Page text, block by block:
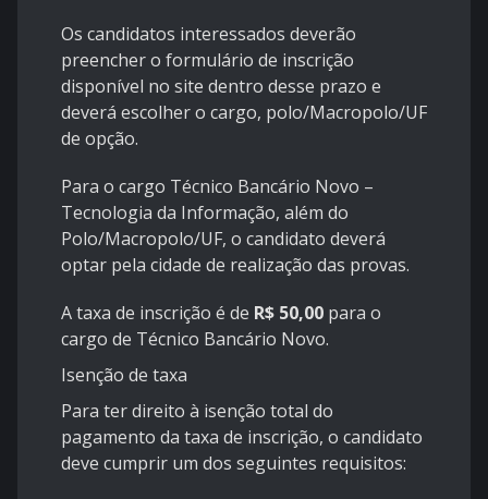
Os candidatos interessados deverão
preencher o formulário de inscrição
disponível no site dentro desse prazo e
deverá escolher o cargo, polo/Macropolo/UF
de opção.
Para o cargo Técnico Bancário Novo –
Tecnologia da Informação, além do
Polo/Macropolo/UF, o candidato deverá
optar pela cidade de realização das provas.
A taxa de inscrição é de R$ 50,00 para o
cargo de Técnico Bancário Novo.
Isenção de taxa
Para ter direito à isenção total do
pagamento da taxa de inscrição, o candidato
deve cumprir um dos seguintes requisitos: